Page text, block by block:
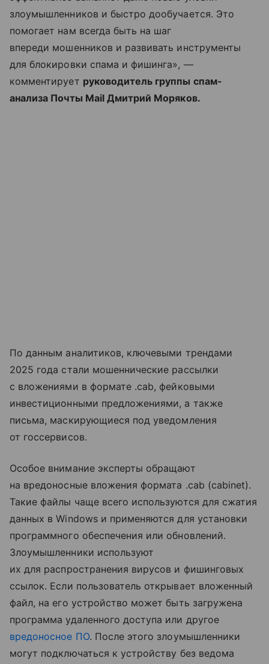
злоумышленников и быстро дообучается. Это
помогает нам всегда быть на шаг
впереди мошенников и развивать инструменты
для блокировки спама и фишинга», —
комментирует руководитель группы спам-
анализа Почты Mail Дмитрий Моряков.
По данным аналитиков, ключевыми трендами
2025 года стали мошеннические рассылки
с вложениями в формате .cab, фейковыми
инвестиционными предложениями, а также
письма, маскирующиеся под уведомления
от госсервисов.
Особое внимание эксперты обращают
на вредоносные вложения формата .cab (cabinet).
Такие файлы чаще всего используются для сжатия
данных в Windows и применяются для установки
программного обеспечения или обновлений.
Злоумышленники используют
их для распространения вирусов и фишинговых
ссылок. Если пользователь открывает вложенный
файл, на его устройство может быть загружена
программа удаленного доступа или другое
вредоносное ПО. После этого злоумышленники
могут подключаться к устройству без ведома